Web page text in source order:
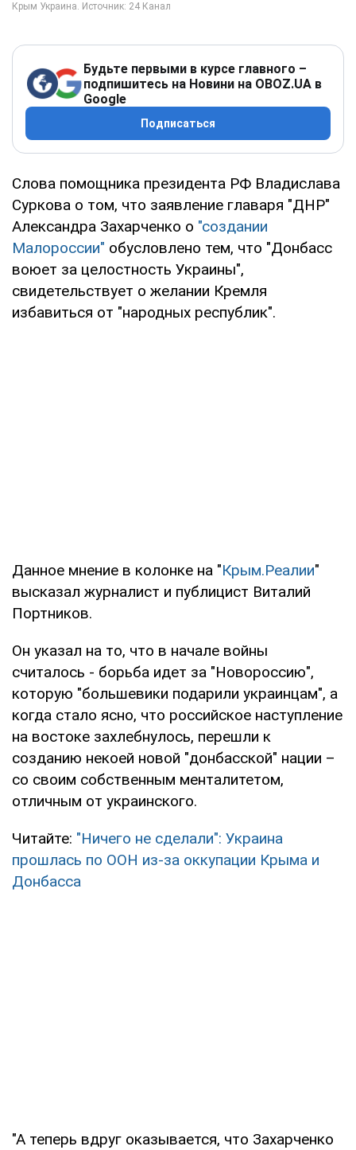
Будьте первыми в курсе главного –
подпишитесь на Новини на OBOZ.UA в
Google
Подписаться
Слова помощника президента РФ Владислава
Суркова о том, что заявление главаря "ДНР"
Александра Захарченко о "создании
Малороссии" обусловлено тем, что "Донбасс
воюет за целостность Украины",
свидетельствует о желании Кремля
избавиться от "народных республик".
Данное мнение в колонке на "Крым.Реалии"
высказал журналист и публицист Виталий
Портников.
Он указал на то, что в начале войны
считалось - борьба идет за "Новороссию",
которую "большевики подарили украинцам", а
когда стало ясно, что российское наступление
на востоке захлебнулось, перешли к
созданию некоей новой "донбасской" нации –
со своим собственным менталитетом,
отличным от украинского.
Читайте: "Ничего не сделали": Украина
прошлась по ООН из-за оккупации Крыма и
Донбасса
"А теперь вдруг оказывается, что Захарченко